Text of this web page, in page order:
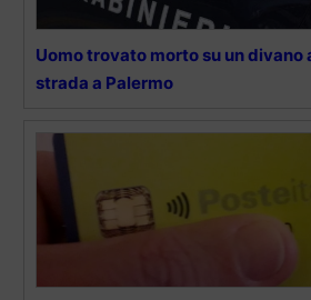
Uomo trovato morto su un
strada a Palermo